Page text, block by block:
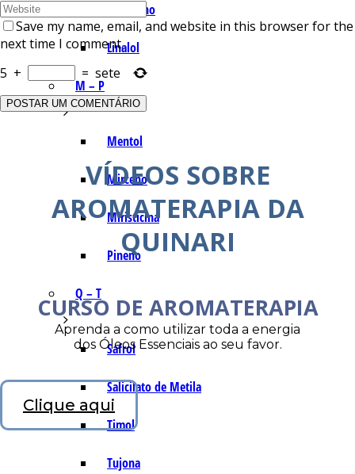
Limoneno
Linalol
M – P
Mentol
Mirceno
Miristicina
Pineno
Q – T
Safrol
Salicilato de Metila
Timol
Tujona
Save my name, email, and website in this browser for the
next time I comment.
5 + = sete
VÍDEOS SOBRE
AROMATERAPIA DA
QUINARI
CURSO DE AROMATERAPIA
Aprenda a como utilizar toda a energia
dos Óleos Essenciais ao seu favor.
Clique aqui